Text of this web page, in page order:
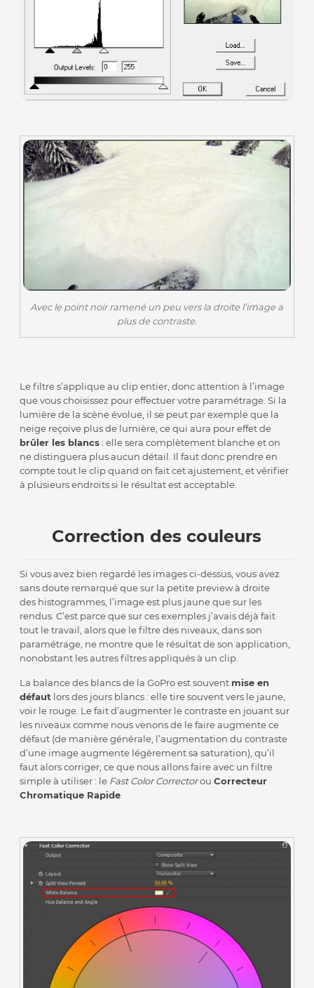
Avec le point noir ramené un peu vers la droite l’image a
plus de contraste.
Le filtre s’applique au clip entier, donc attention à l’image
que vous choisissez pour effectuer votre paramétrage. Si la
lumière de la scène évolue, il se peut par exemple que la
neige reçoive plus de lumière, ce qui aura pour effet de
brûler les blancs : elle sera complètement blanche et on
ne distinguera plus aucun détail. Il faut donc prendre en
compte tout le clip quand on fait cet ajustement, et vérifier
à plusieurs endroits si le résultat est acceptable.
Correction des couleurs
Si vous avez bien regardé les images ci-dessus, vous avez
sans doute remarqué que sur la petite preview à droite
des histogrammes, l’image est plus jaune que sur les
rendus. C’est parce que sur ces exemples j’avais déjà fait
tout le travail, alors que le filtre des niveaux, dans son
paramétrage, ne montre que le résultat de son application,
nonobstant les autres filtres appliqués à un clip.
La balance des blancs de la GoPro est souvent mise en
défaut lors des jours blancs : elle tire souvent vers le jaune,
voir le rouge. Le fait d’augmenter le contraste en jouant sur
les niveaux comme nous venons de le faire augmente ce
défaut (de manière générale, l’augmentation du contraste
d’une image augmente légèrement sa saturation), qu’il
faut alors corriger, ce que nous allons faire avec un filtre
simple à utiliser : le Fast Color CorrectorouCorrecteur
Chromatique Rapide